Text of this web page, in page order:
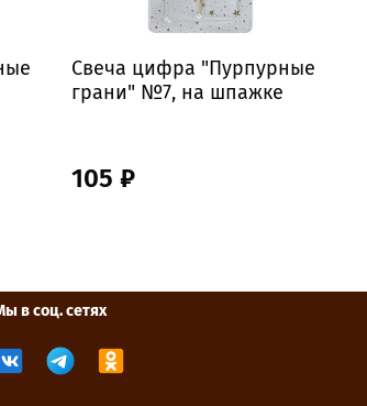
Свеча цифра "Пурпурные
грани" №7, на шпажке
105 ₽
в соц. сетях